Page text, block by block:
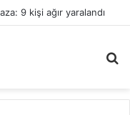
9 kişi ağır yaralandı
...